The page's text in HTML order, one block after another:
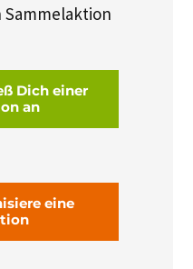
Dich einer
an
eine